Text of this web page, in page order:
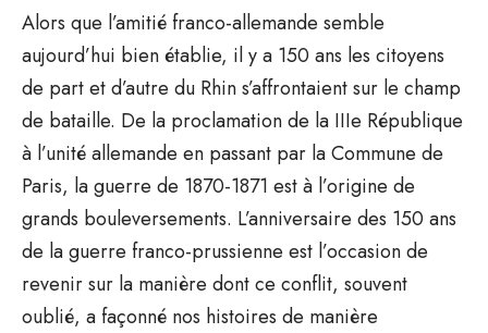
Alors que l’amitié franco-allemande semble
aujourd’hui bien établie, il y a 150 ans les citoyens
de part et d’autre du Rhin s’affrontaient sur le champ
de bataille. De la proclamation de la IIIe République
à l’unité allemande en passant par la Commune de
Paris, la guerre de 1870-1871 est à l’origine de
grands bouleversements. L’anniversaire des 150 ans
de la guerre franco-prussienne est l’occasion de
revenir sur la manière dont ce conflit, souvent
oublié, a façonné nos histoires de manière